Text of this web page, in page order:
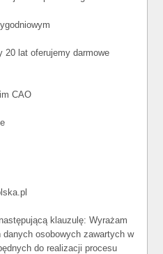
20 lat oferujemy darmowe
CAO
klauzulę: Wyrażam
osobowych zawartych w
do realizacji procesu